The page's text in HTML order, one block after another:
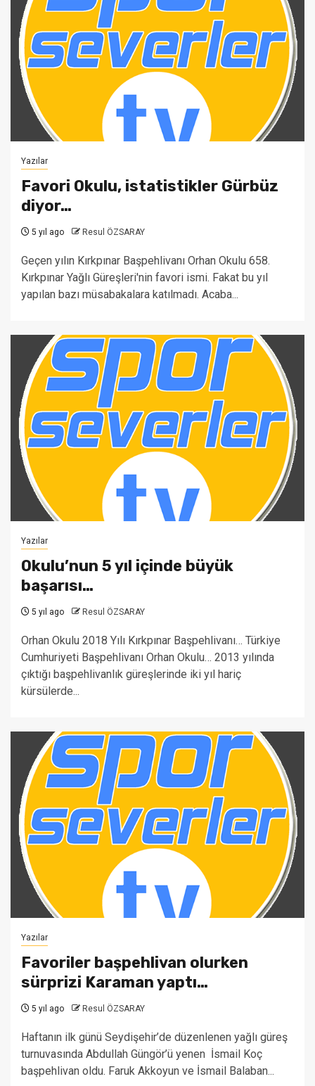
Yazılar
Favori Okulu, istatistikler Gürbüz
diyor…
5 yıl ago Resul ÖZSARAY
Geçen yılın Kırkpınar Başpehlivanı Orhan Okulu 658.
Kırkpınar Yağlı Güreşleri'nin favori ismi. Fakat bu yıl
yapılan bazı müsabakalara katılmadı. Acaba...
Yazılar
Okulu’nun 5 yıl içinde büyük
başarısı…
5 yıl ago Resul ÖZSARAY
Orhan Okulu 2018 Yılı Kırkpınar Başpehlivanı… Türkiye
Cumhuriyeti Başpehlivanı Orhan Okulu… 2013 yılında
çıktığı başpehlivanlık güreşlerinde iki yıl hariç
kürsülerde...
Yazılar
Favoriler başpehlivan olurken
sürprizi Karaman yaptı…
5 yıl ago Resul ÖZSARAY
Haftanın ilk günü Seydişehir’de düzenlenen yağlı güreş
turnuvasında Abdullah Güngör’ü yenen İsmail Koç
başpehlivan oldu. Faruk Akkoyun ve İsmail Balaban...